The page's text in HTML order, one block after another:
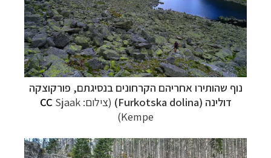
נוף שהותירו אחריהם הקרחונים בנסיגתם, פורקוצקה
דולינה (Furkotska dolina
) (צילום: CC Sjaak
Kempe
)